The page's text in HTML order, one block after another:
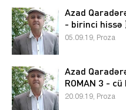
Azad
- birinci hissə
05.09.19, Proza
Azad
ROMAN 3 - cü
20.09.19, Proza